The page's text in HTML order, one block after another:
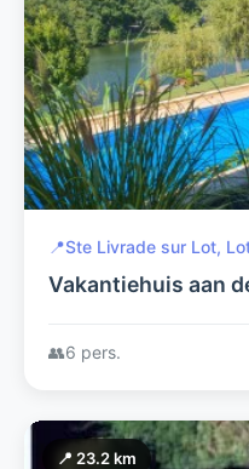
📍Ste Livrade sur Lot,
Vakantiehuis aan
👥6 pers.
📍 23.2 km